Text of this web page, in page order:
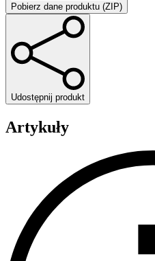
Pobierz dane produktu (ZIP)
Udostępnij produkt
Artykuły